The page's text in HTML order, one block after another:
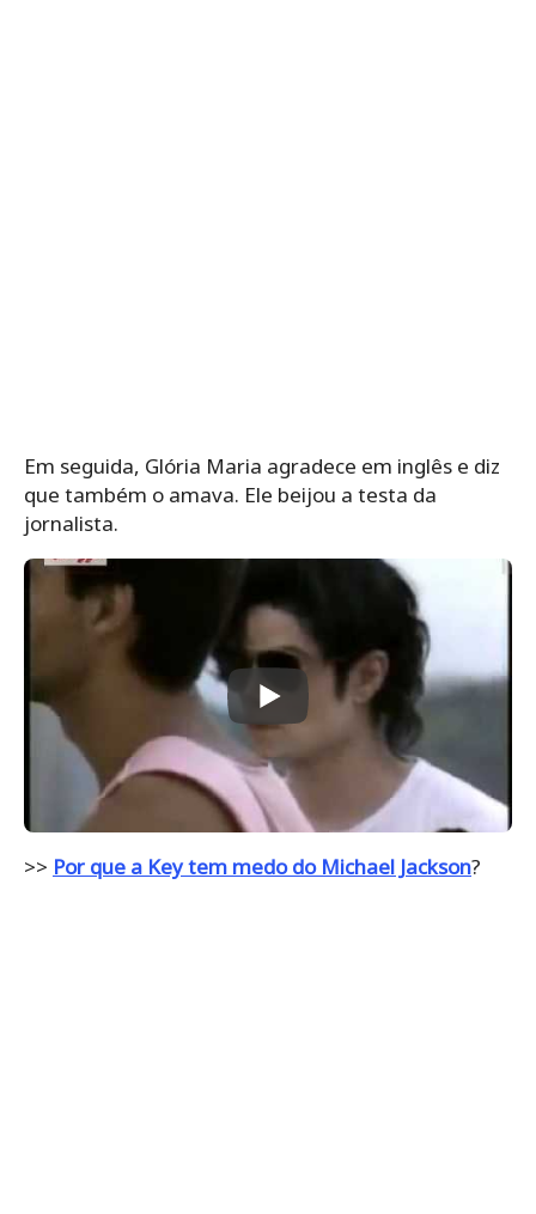
Em seguida, Glória Maria agradece em inglês e diz
que também o amava. Ele beijou a testa da
jornalista.
>> Por que a Key tem medo do Michael Jackson?